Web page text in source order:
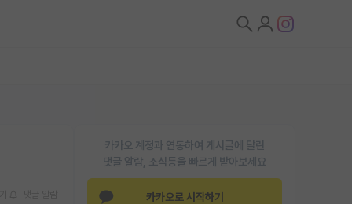
카카오 계정과 연동하여 게시글에 달린
댓글 알람, 소식등을 빠르게 받아보세요
카카오로 시작하기